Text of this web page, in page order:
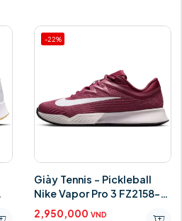
-22%
Giày Tennis - Pickleball
Nike Vapor Pro 3 FZ2158-
600
2,950,000 VND